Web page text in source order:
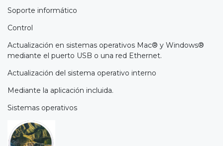
Soporte informático
Control
Actualización en sistemas operativos Mac® y Windows®
mediante el puerto USB o una red Ethernet.
Actualización del sistema operativo interno
Mediante la aplicación incluida.
Sistemas operativos